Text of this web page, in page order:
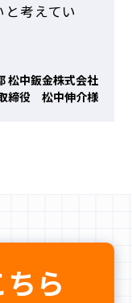
考えてい
松中鈑金株式会社
締役 松中伸介様
ら